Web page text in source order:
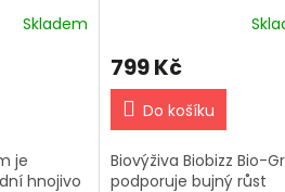
Skladem
je
hnojivo
799 Kč
Do košíku
Biovýživa Biobizz Bio-
podporuje bujný růst